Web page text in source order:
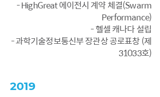
- HighGreat 에이전시 계약 체결(Swarm
Performance)
- 헬셀 캐나다 설립
- 과학기술정보통신부 장관상 공로표창 (제
31033호)
2019